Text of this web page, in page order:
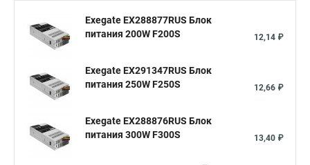
Exegate EX288877RUS Блок
питания 200W F200S
12,14 ₽
Exegate EX291347RUS Блок
питания 250W F250S
12,66 ₽
Exegate EX288876RUS Блок
питания 300W F300S
13,40 ₽